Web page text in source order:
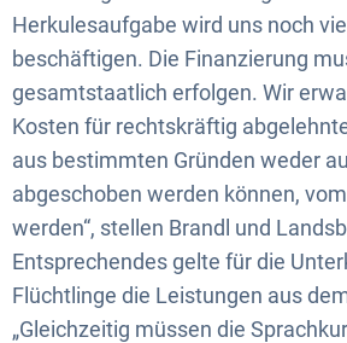
Herkulesaufgabe wird uns noch
beschäftigen. Die Finanzierung
gesamtstaatlich erfolgen. Wir
Kosten für rechtskräftig
aus bestimmten Gründen weder
abgeschoben werden können,
werden“, stellen Brandl und
Entsprechendes gelte für die
Flüchtlinge die Leistungen aus
„Gleichzeitig müssen die